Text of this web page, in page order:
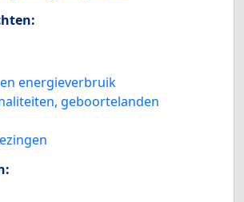
energieverbruik
geboortelanden